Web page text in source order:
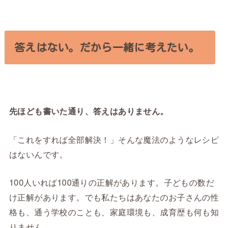
答えはない。だから一緒に考えたい。
先ほども書いた通り、答えはありません。
「これをすれば全部解決！」そんな魔法のようなレシピ
はないんです。
100人いれば100通りの正解があります。子どもの数だ
け正解があります。でも私たちはあなたのお子さんの性
格も、通う学校のことも、家庭環境も、成育歴も何も知